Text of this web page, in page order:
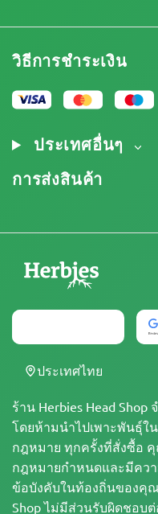
โปรโมชั่น
บทวิจารณ์
โปรแกรมพันธมิตรกัญชา
แผนผังเว็บไซต์
ข้อกำหนดและเงื่อนไข
การปฏิเสธความรับผิดโด
นโยบายความเป็นส่วนตัว
นโยบายการใช้คุกกี้
วิธีการชำระเงิน
ประเทศอื่นๆ
การส่งสินค้า
ร้าน Herbies Head
โดยห้ามนำไปเพาะพันธุ์ใ
กฎหมาย ทุกครั้งที่สั่งซื้อ
กฎหมายกำหนดและมีควา
ข้อบังคับในท้องถิ่นของคุณ
Shop ไม่มีส่วนรับผิดชอบ
ประเทศไทย